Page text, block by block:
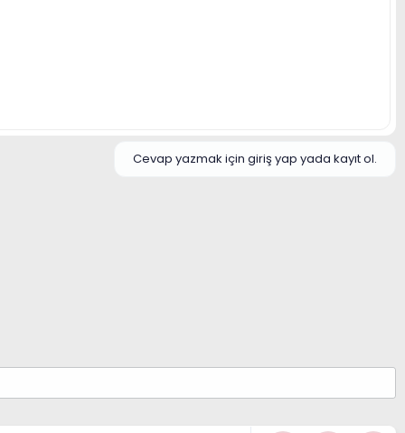
Cevap yazmak için giriş yap yada kayıt ol.